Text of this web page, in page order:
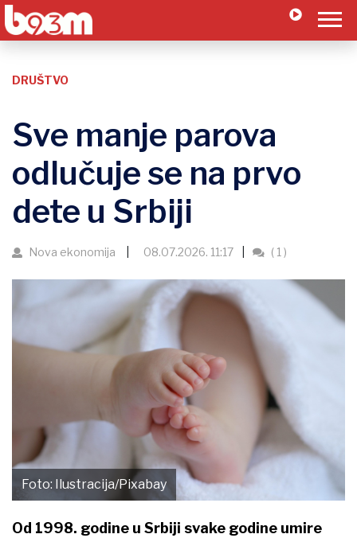
DRUŠTVO
Sve manje parova
odlučuje se na prvo
dete u Srbiji
Nova ekonomija 08.07.2026. 11:17 ( 1 )
Foto: Ilustracija/Pixabay
Od 1998. godine u Srbiji svake godine umire